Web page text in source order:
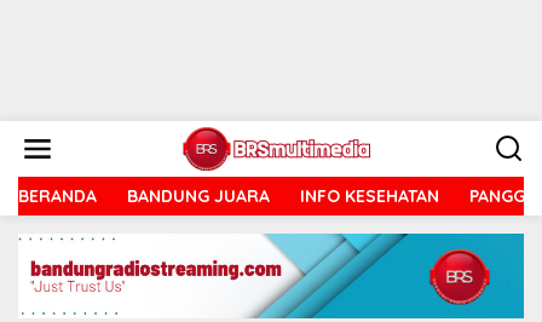
konten
BERANDA BANDUNG JUARA INFO KESEHATAN